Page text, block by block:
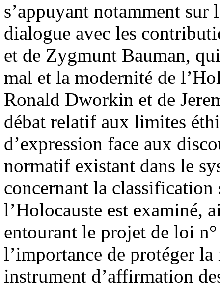
s’appuyant notamment
dialogue avec les
et de Zygmunt Bauman,
mal et la modernité de
Ronald Dworkin et de
débat relatif aux limites
d’expression face aux
normatif existant dans le
concernant la
l’Holocauste est examiné,
entourant le projet de loi
l’importance de protéger
instrument d’affirmation